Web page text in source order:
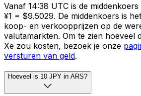
Vanaf 14:38 UTC is de
¥1 = $9.5029. De middenkoers is
koop- en verkoopprijzen op de
valutamarkten. Om te zien hoeveel
Xe zou kosten, bezoek je onze
versturen van geld.
Hoeveel is 10 JPY in ARS?